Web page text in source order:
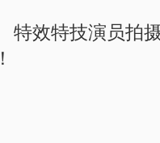
特效特技演员拍